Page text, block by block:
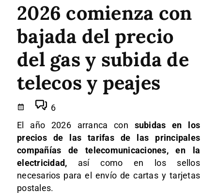
2026 comienza con
bajada del precio
del gas y subida de
telecos y peajes
6
El año 2026 arranca con subidas en los
precios de las tarifas de las principales
compañías de telecomunicaciones, en la
electricidad, así como en los sellos
necesarios para el envío de cartas y tarjetas
postales.